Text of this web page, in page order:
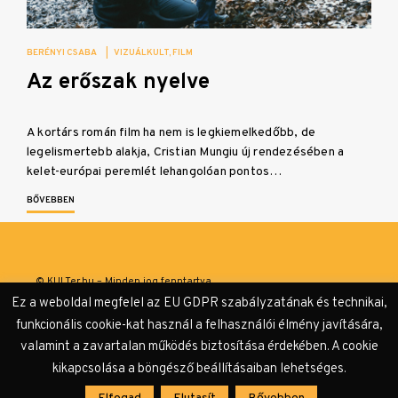
BERÉNYI CSABA VIZUÁLKULT FILM
Az erőszak nyelve
A kortárs román film ha nem is legkiemelkedőbb, de
legelismertebb alakja, Cristian Mungiu új rendezésében a
kelet-európai peremlét lehangolóan pontos…
BŐVEBBEN
© KULTer.hu – Minden jog fenntartva
Adatvédelmi tájékoztató
Ez a weboldal megfelel az EU GDPR szabályzatának és technikai,
funkcionális cookie-kat használ a felhasználói élmény javítására,
valamint a zavartalan működés biztosítása érdekében. A cookie
kikapcsolása a böngésző beállításaiban lehetséges.